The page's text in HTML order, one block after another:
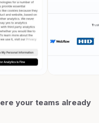
your teams already